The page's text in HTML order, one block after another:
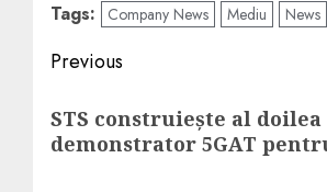
Tags: Company News Mediu News
Post
navigation
Previous
post:
STS construiește al doilea
demonstrator 5GAT